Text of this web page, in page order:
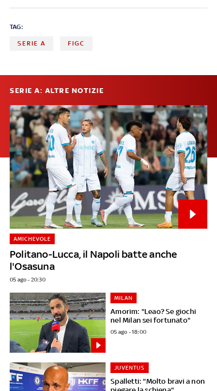
TAG:
SERIE A FIGC
SERIE A: ALTRE NOTIZIE
Politano-Lucca, il Napoli batte anche
l'Osasuna
AMICHEVOLE
05 ago - 20:30
Amorim: "Leao? Se giochi
nel Milan sei fortunato"
MILAN
05 ago - 18:00
Spalletti: "Molto bravi a non
JUVENTUS